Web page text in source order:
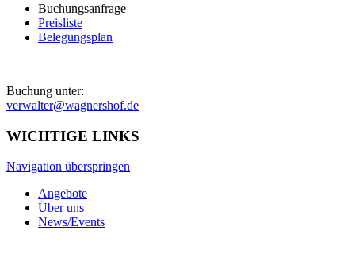
Buchungsanfrage
Preisliste
Belegungsplan
Buchung unter:
verwalter@wagnershof.de
WICHTIGE LINKS
Navigation überspringen
Angebote
Über uns
News/Events